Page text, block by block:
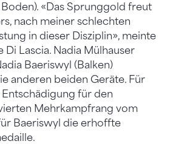
«Das Sprunggold freut
nach meiner schlechten
in dieser Disziplin», meinte
Di Lascia. Nadia Mülhauser
Baeriswyl (Balken)
anderen beiden Geräte. Für
für den
Mehrkampfrang vom
Baeriswyl die erhoffte